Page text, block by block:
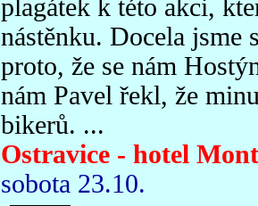
plagátek k této akci,
nástěnku. Docela jsme
proto, že se nám
nám Pavel řekl, že
bikerů. ...
Ostravice - hotel
sobota 23.10.